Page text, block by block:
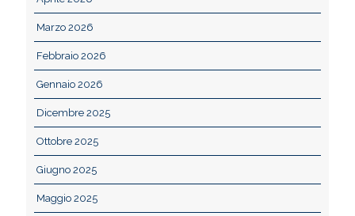
Marzo 2026
Febbraio 2026
Gennaio 2026
Dicembre 2025
Ottobre 2025
Giugno 2025
Maggio 2025